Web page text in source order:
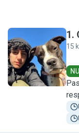
G
1.
15